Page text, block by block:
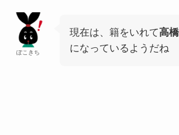
ぽこきち
現在は、籍をいれて高
になっているようだね